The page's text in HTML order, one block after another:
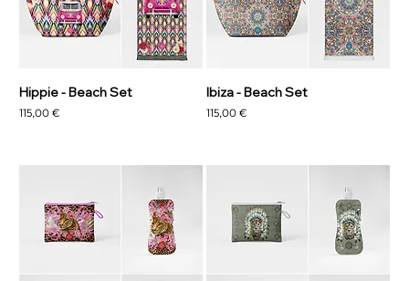
Hippie - Beach Set
Prezzo
115,00 €
Ibiza - Beach Set
Prezzo
115,00 €